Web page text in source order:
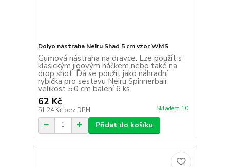
Doiyo nástraha Neiru Shad 5 cm vzor WMS
Gumová nástraha na dravce. Lze použít s
klasickým jigovým háčkem nebo také na
drop shot. Dá se použít jako náhradní
rybička pro sestavu Neiru Spinnerbair.
velikost 5,0 cm balení 6 ks
62 Kč
51,24 Kč bez DPH Skladem 10
Přidat do košíku